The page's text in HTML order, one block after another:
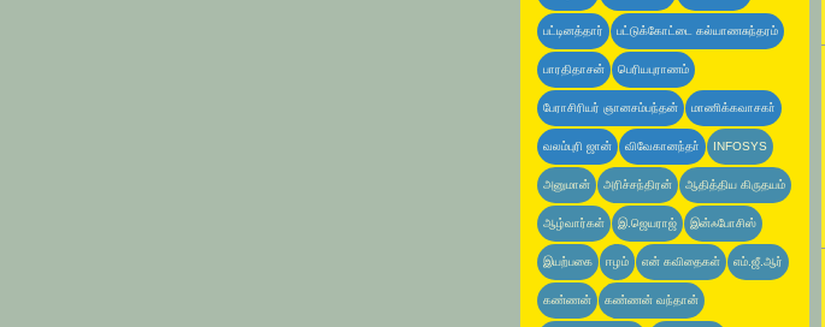
பட்டினத்தார் பட்டுக்கோட்டை கல்யாணசுந்தரம்
பாரதிதாசன் பெரியபுராணம்
பேராசிரியர் ஞானசம்பந்தன் மாணிக்கவாசகா்
வலம்புரி ஜான் விவேகானந்தா் INFOSYS
அனுமான் அரிச்சந்திரன் ஆதித்திய கிருதயம்
ஆழ்வார்கள் இ.ஜெயராஜ் இன்ஃபோசிஸ்
இயற்பகை ஈழம் என் கவிதைகள் எம்.ஜீ.ஆர்
கண்ணன் கண்ணன் வந்தான்